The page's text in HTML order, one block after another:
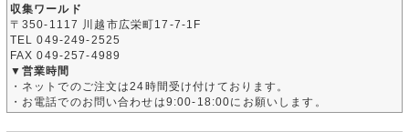
収集ワールド
〒350-1117 川越市広栄町17-7-1F
TEL 049-249-2525
FAX 049-257-4989
▼営業時間
・ネットでのご注文は24時間受け付けております。
・お電話でのお問い合わせは9:00-18:00にお願いします。